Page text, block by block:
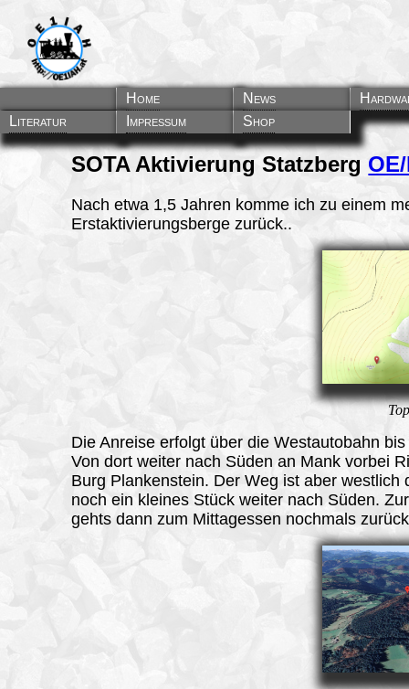
Home News
Literatur
Impressum Shop
SOTA Aktivierung Statzberg
Nach etwa 1,5 Jahren komme ich zu einem
Erstaktivierungsberge zurück..
Die Anreise erfolgt über die Westautobahn
Von dort weiter nach Süden an Mank vorbei
Burg Plankenstein. Der Weg ist aber westlich
noch ein kleines Stück weiter nach Süden.
gehts dann zum Mittagessen nochmals